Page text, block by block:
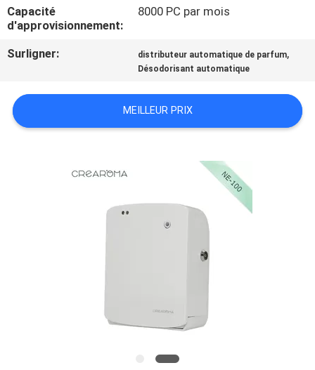
QUALITÉ
NOUS
NOUVELLES
DEMANDEZ
Capacité
d'approvisionnement:
8000 PC par mois
Surligner: distributeur automatique de parfum,
Désodorisant automatique
MEILLEUR PRIX